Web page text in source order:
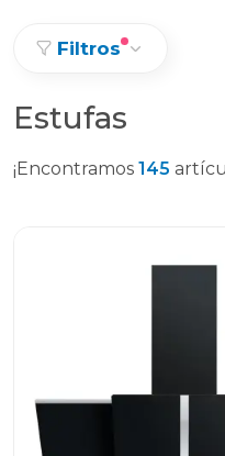
Filtros
Estufas
¡Encontramos 145